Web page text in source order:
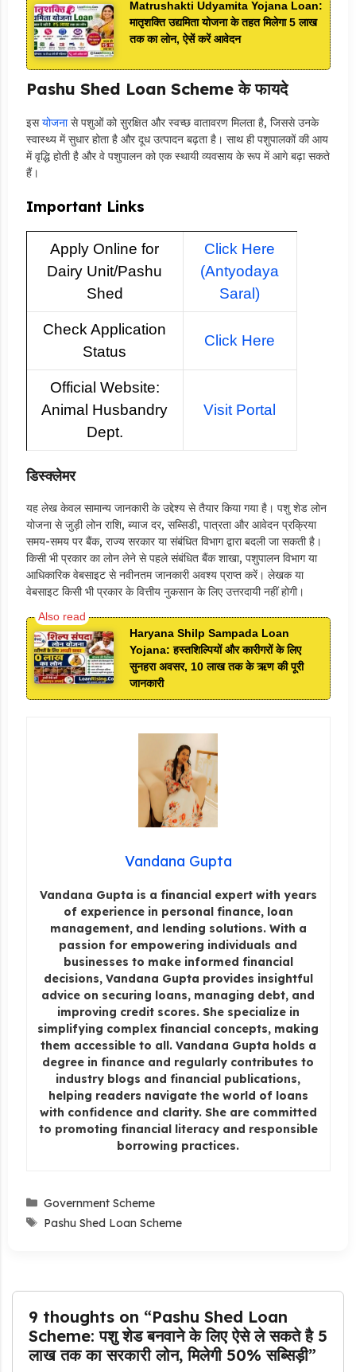
Matrushakti Udyamita Yojana Loan:
मातृशक्ति उद्यमिता योजना के तहत मिलेगा 5 लाख
तक का लोन, ऐसें करें आवेदन
Pashu Shed Loan Scheme के फायदे
इसयोजनासे पशुओं को सुरक्षित और स्वच्छ वातावरण मिलता है, जिससे उनके
स्वास्थ्य में सुधार होता है और दूध उत्पादन बढ़ता है। साथ ही पशुपालकों की आय
में वृद्धि होती है और वे पशुपालन को एक स्थायी व्यवसाय के रूप में आगे बढ़ा सकते
हैं।
Important Links
Apply Online for
Dairy Unit/Pashu
Shed
Click Here
(Antyodaya
Saral)
Check Application
Status
Click Here
Official Website:
Animal Husbandry
Dept.
Visit Portal
डिस्क्लेमर
यह लेख केवल सामान्य जानकारी के उद्देश्य से तैयार किया गया है। पशु शेड लोन
योजना से जुड़ी लोन राशि, ब्याज दर, सब्सिडी, पात्रता और आवेदन प्रक्रिया
समय-समय पर बैंक, राज्य सरकार या संबंधित विभाग द्वारा बदली जा सकती है।
किसी भी प्रकार का लोन लेने से पहले संबंधित बैंक शाखा, पशुपालन विभाग या
आधिकारिक वेबसाइट से नवीनतम जानकारी अवश्य प्राप्त करें। लेखक या
वेबसाइट किसी भी प्रकार के वित्तीय नुकसान के लिए उत्तरदायी नहीं होगी।
Haryana Shilp Sampada Loan
Yojana: हस्तशिल्पियों और कारीगरों के लिए
सुनहरा अवसर, 10 लाख तक के ऋण की पूरी
जानकारी
Vandana Gupta
Vandana Gupta is a financial expert with years
of experience in personal finance, loan
management, and lending solutions. With a
passion for empowering individuals and
businesses to make informed financial
decisions, Vandana Gupta provides insightful
advice on securing loans, managing debt, and
improving credit scores. She specialize in
simplifying complex financial concepts, making
them accessible to all. Vandana Gupta holds a
degree in finance and regularly contributes to
industry blogs and financial publications,
helping readers navigate the world of loans
with confidence and clarity. She are committed
to promoting financial literacy and responsible
borrowing practices.
Categories
Government Scheme
Tags
Pashu Shed Loan Scheme
9 thoughts on “Pashu Shed Loan
Scheme: पशु शेड बनवाने के लिए ऐसे ले सकते है 5
लाख तक का सरकारी लोन, मिलेगी 50% सब्सिड़ी”